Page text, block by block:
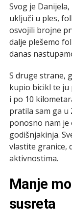
Svog je
uključi u ples,
osvojili brojne
dalje plešemo
danas
S druge strane,
kupio bicikl te
i po 10
pratila sam ga
ponosno nam
godišnjakinja.
vlastite granice,
aktivnostima.
Manje
susreta